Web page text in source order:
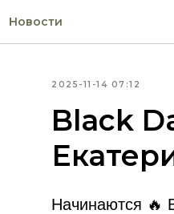
Новости
2025-11-14 07:12
Black
Начинаются 🔥